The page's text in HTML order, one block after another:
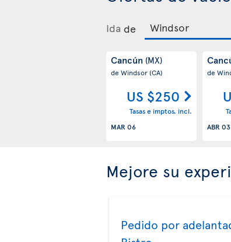
Ida de
Cancún (MX)
de Windsor(CA)
US $250
Tasas e imptos. incl.
MAR 06
de
ABR 03
Mejore su
Pedido por